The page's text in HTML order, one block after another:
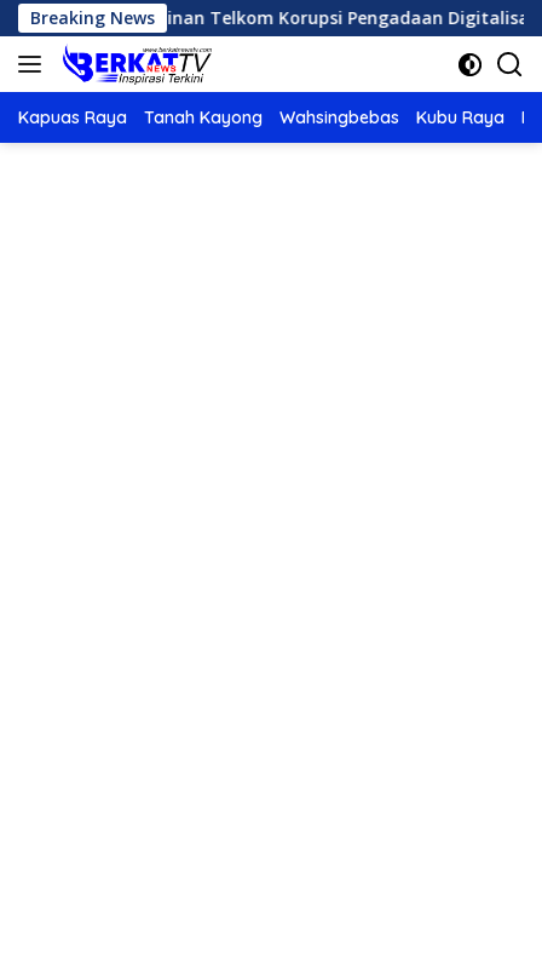
Langsung
ke
konten
Breaking News
Tahan Pimpinan Telkom Korupsi Pengadaan Digitalisasi
Kapuas Raya Tanah Kayong Wahsingbebas Kubu Raya